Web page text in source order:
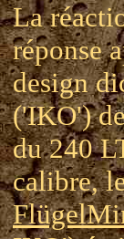
La
réponse
design
('IKO')
du 240
calibre,